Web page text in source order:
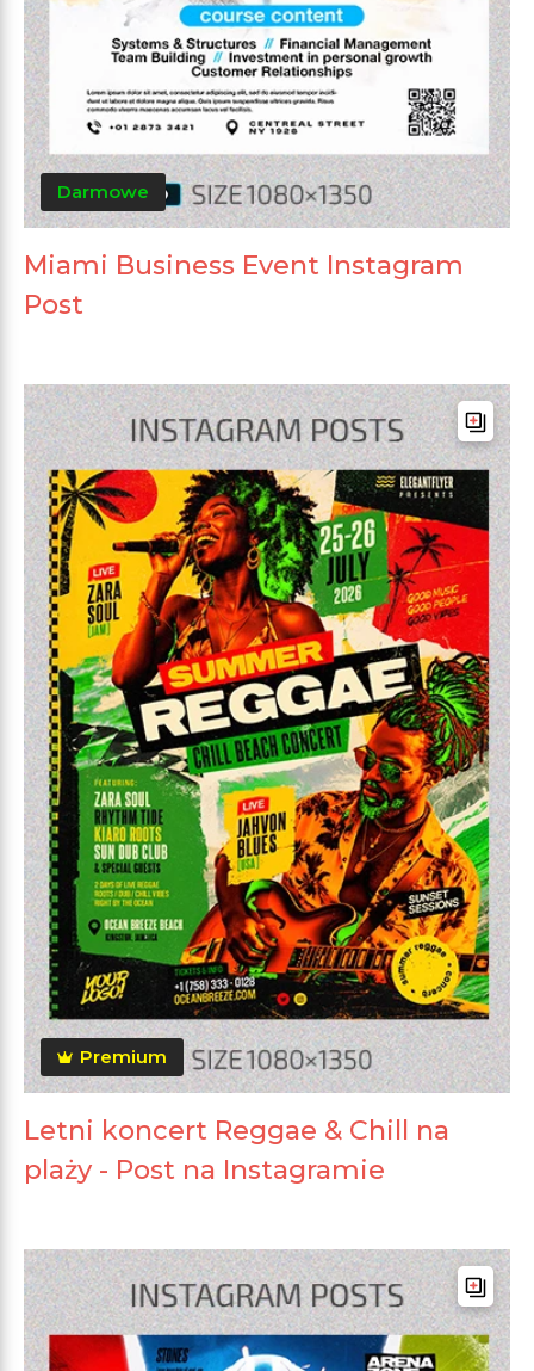
Darmowe
Miami Business Event Instagram
Post
Premium
Letni koncert Reggae & Chill na
plaży - Post na Instagramie